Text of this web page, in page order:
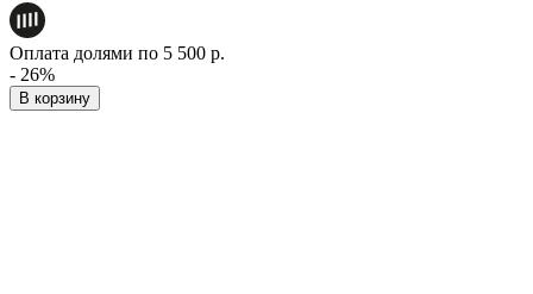
Оплата долями по 5 500 р.
- 26%
В корзину